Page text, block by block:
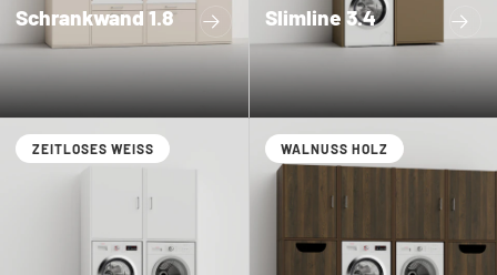
Schrankwand 1.8 Slimline 3.4
ZEITLOSES WEISS WALNUSS HOLZ